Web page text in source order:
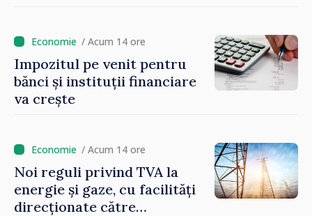
taxare mai echitabilă
/ Acum 14 ore
Impozitul pe venit pentru
bănci și instituții financiare
va crește
/ Acum 14 ore
Noi reguli privind TVA la
energie și gaze, cu facilități
direcționate către